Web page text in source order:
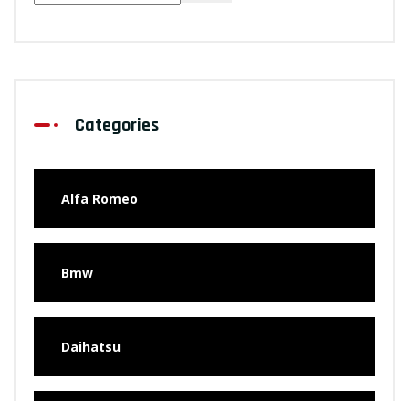
Categories
Alfa Romeo
Bmw
Daihatsu